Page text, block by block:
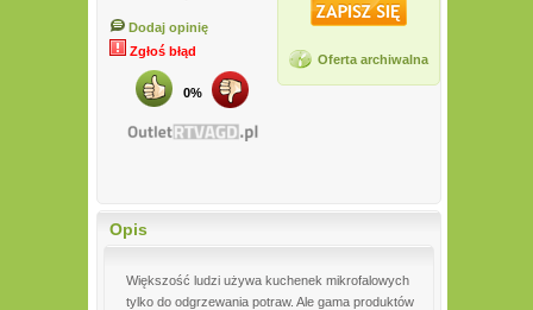
Dodaj opinię
Zgłoś błąd
0%
Oferta archiwalna
Opis
Większość ludzi używa kuchenek mikrofalowych
tylko do odgrzewania potraw. Ale gama produktów